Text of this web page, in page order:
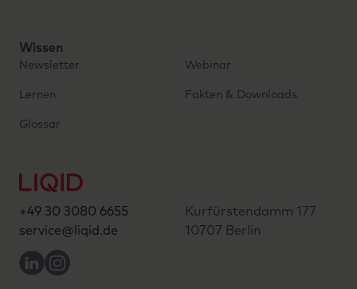
Wissen
Newsletter Webinar
Lernen Fakten & Downloads
Glossar
Kurfürstendamm 177
10707 Berlin
+49 30 3080 6655
service@liqid.de